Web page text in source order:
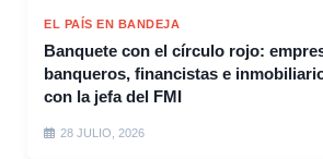
EL PAÍS EN BANDEJA
Banquete con el círculo rojo:
banqueros, financistas e
con la jefa del FMI
28 JULIO, 2026